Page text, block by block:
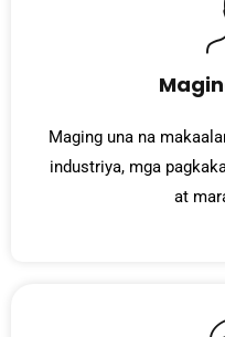
Maging una na
industriya, mga
at